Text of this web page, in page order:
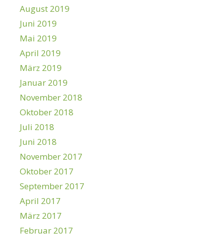
August 2019
Juni 2019
Mai 2019
April 2019
März 2019
Januar 2019
November 2018
Oktober 2018
Juli 2018
Juni 2018
November 2017
Oktober 2017
September 2017
April 2017
März 2017
Februar 2017